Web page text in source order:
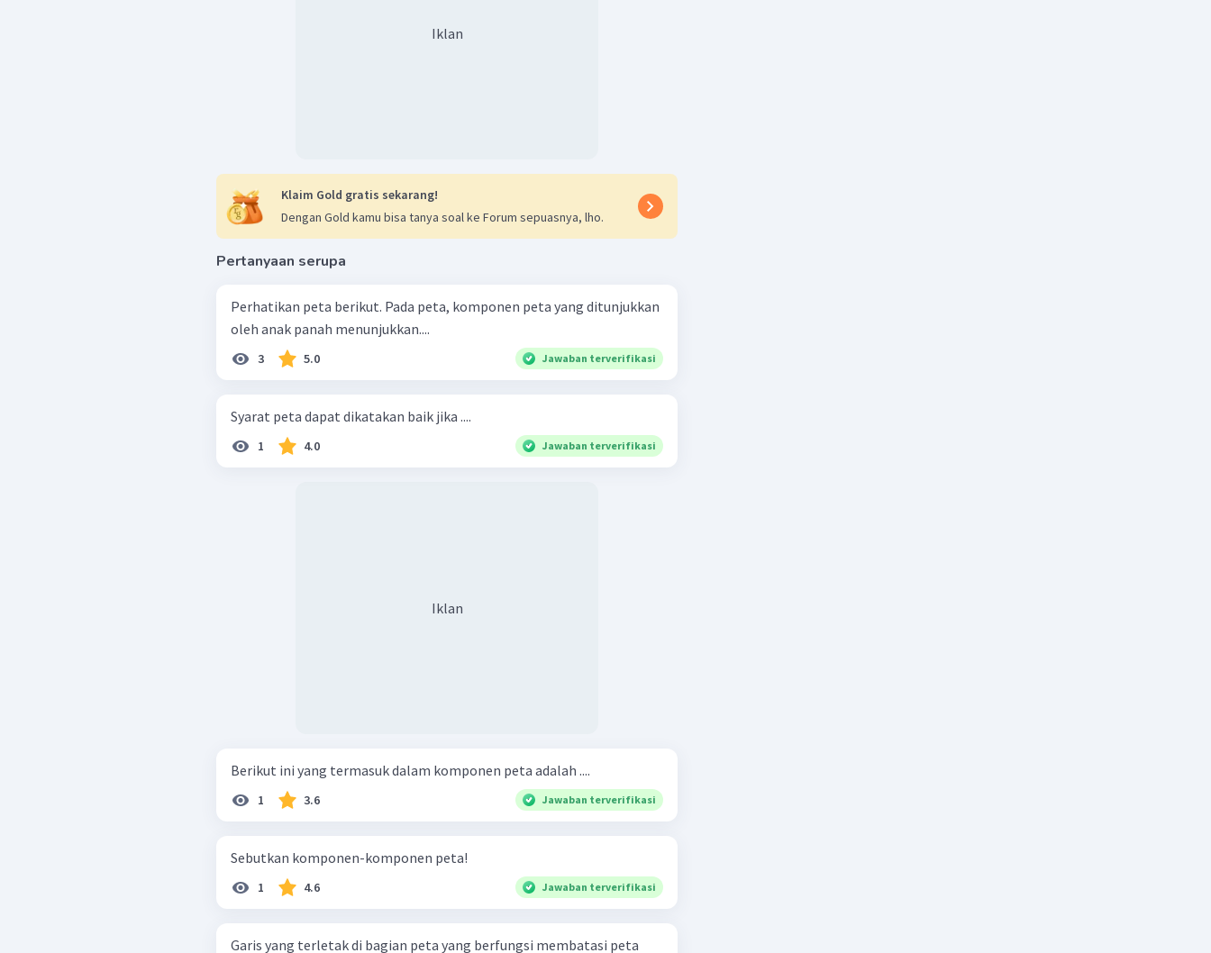
Keuntungannya adalah simbol huruf atau
Iklan
Klaim Gold gratis sekarang!
Dengan Gold kamu bisa tanya soal ke Forum sepuasnya, lho.
Pertanyaan serupa
Perhatikan peta berikut. Pada peta, komponen peta yang ditunjukkan
oleh anak panah menunjukkan....
3 5.0 Jawaban terverifikasi
Syarat peta dapat dikatakan baik jika ....
1 4.0 Jawaban terverifikasi
Iklan
Berikut ini yang termasuk dalam komponen peta adalah ....
1 3.6 Jawaban terverifikasi
Sebutkan komponen-komponen peta!
1 4.6 Jawaban terverifikasi
Garis yang terletak di bagian peta yang berfungsi membatasi peta